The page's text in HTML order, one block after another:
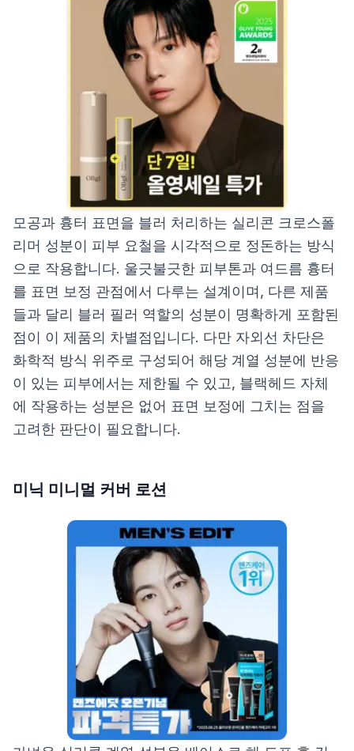
모공과 흉터 표면을 블러 처리하는 실리콘 크로스폴
리머 성분이 피부 요철을 시각적으로 정돈하는 방식
으로 작용합니다. 울긋불긋한 피부톤과 여드름 흉터
를 표면 보정 관점에서 다루는 설계이며, 다른 제품
들과 달리 블러 필러 역할의 성분이 명확하게 포함된
점이 이 제품의 차별점입니다. 다만 자외선 차단은
화학적 방식 위주로 구성되어 해당 계열 성분에 반응
이 있는 피부에서는 제한될 수 있고, 블랙헤드 자체
에 작용하는 성분은 없어 표면 보정에 그치는 점을
고려한 판단이 필요합니다.
미닉 미니멀 커버 로션